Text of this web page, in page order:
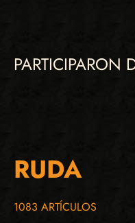
PARTICIPARON
RUDA
1083 ARTÍCULOS